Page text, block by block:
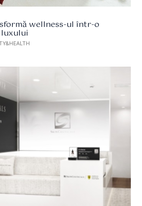
wellness-ul într-o